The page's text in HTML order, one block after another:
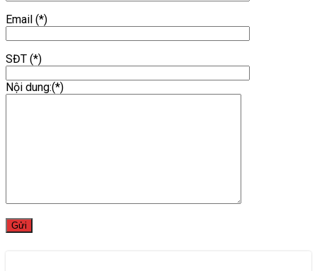
Email (*)
SĐT (*)
Nội dung:(*)